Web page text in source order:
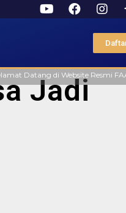
Datang di Website Resmi
Jadi